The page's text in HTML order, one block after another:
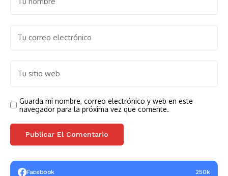
Guarda mi nombre, correo electrónico y web en este
navegador para la próxima vez que comente.
Facebook 250k